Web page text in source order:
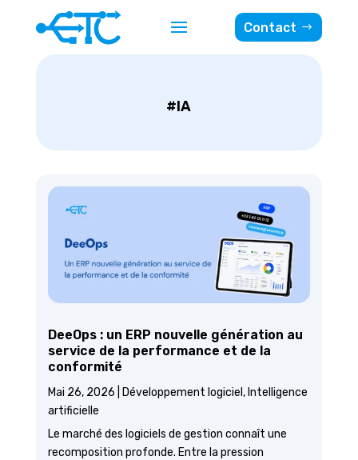
Contact
#IA
DeeOps : un ERP nouvelle génération au
service de la performance et de la
conformité
Mai 26, 2026 Développement logiciel , Intelligence
artificielle
Le marché des logiciels de gestion connaît une
recomposition profonde. Entre la pression